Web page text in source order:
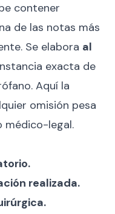
contener
de las notas más
Se elabora al
exacta de
Aquí la
omisión pesa
médico-legal.
realizada.